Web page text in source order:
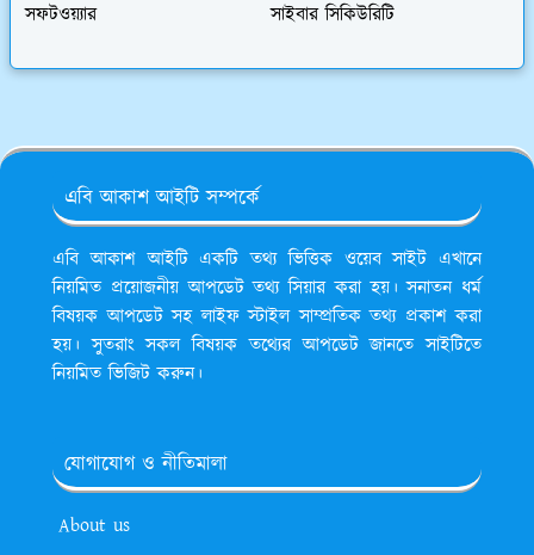
সফটওয়্যার
সাইবার সিকিউরিটি
এবি আকাশ আইটি সম্পর্কে
এবি আকাশ আইটি একটি তথ্য ভিত্তিক ওয়েব সাইট এখানে
নিয়মিত প্রয়োজনীয় আপডেট তথ্য সিয়ার করা হয়। সনাতন ধর্ম
বিষয়ক আপডেট সহ লাইফ স্টাইল সাম্প্রতিক তথ্য প্রকাশ করা
হয়। সুতরাং সকল বিষয়ক তথ্যের আপডেট জানতে সাইটিতে
নিয়মিত ভিজিট করুন।
যোগাযোগ ও নীতিমালা
About us